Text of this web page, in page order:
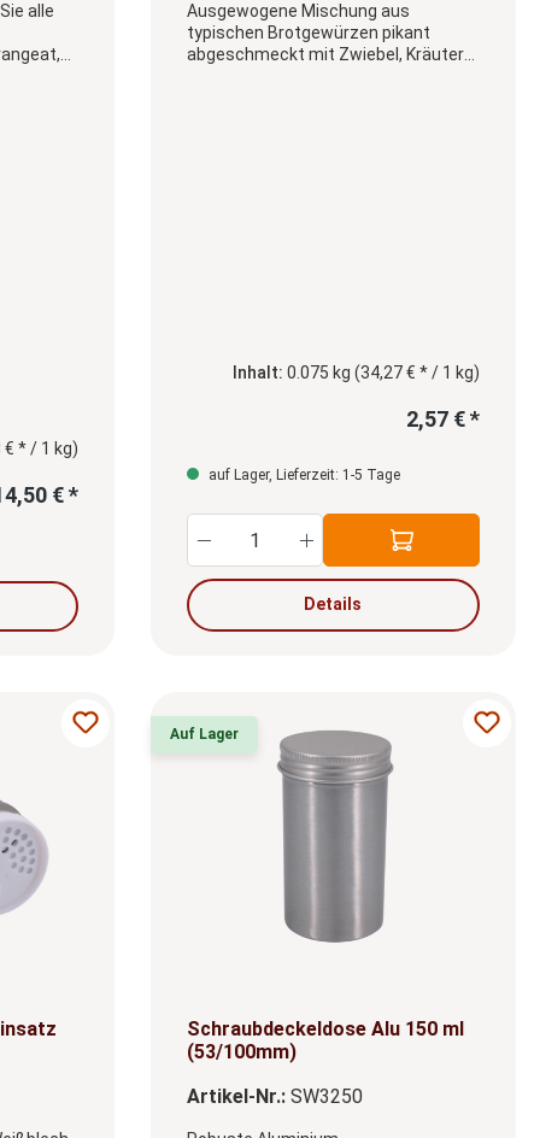
um die Anzahl zu erhöhen oder zu
alle
€ * / 1 kg)
€ *
Ausgewogene Mischung aus
typischen Brotgewürzen pikant
abgeschmeckt mit Zwiebel, Kräutern,
Inhalt: 0.075 kg (34,27 € * / 1 kg)
2,57 € *
auf Lager, Lieferzeit: 1-5 Tage
Produkt Anzahl: Gib den
Details
Auf Lager
Schraubdeckeldose Alu 150 ml
(53/100mm)
Artikel-Nr.: SW3250